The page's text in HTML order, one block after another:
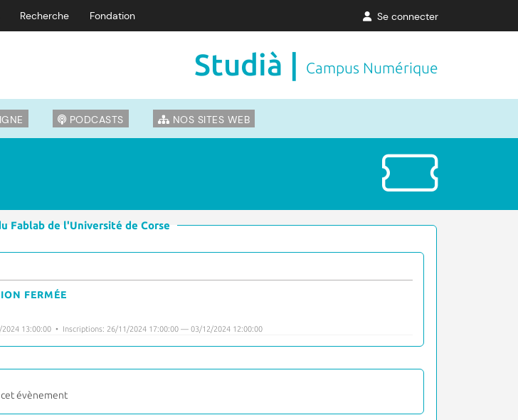
Recherche Fondation Se connecter
Studià | Campus Numérique
PODCASTS NOS SITES WEB
Fablab de l'Université de Corse
FERMÉE
13:00:00 • Inscriptions: 26/11/2024 17:00:00 — 03/12/2024 12:00:00
évènement